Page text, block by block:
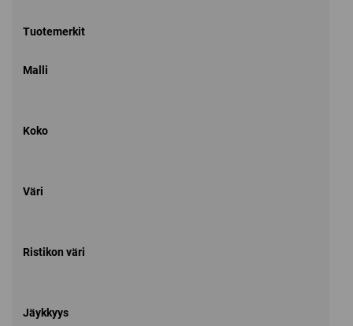
Tuotemerkit
Malli
Koko
Väri
Ristikon väri
Jäykkyys